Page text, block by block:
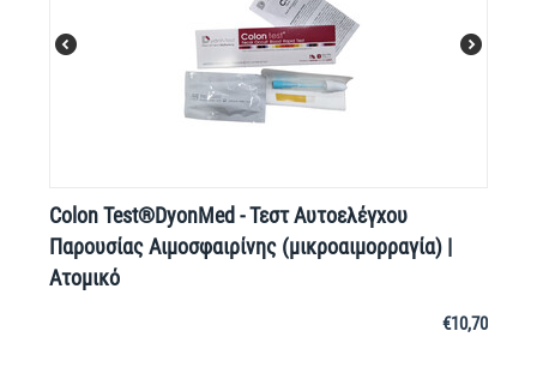
Colon Test®DyonMed - Τεστ Αυτοελέγχου
Παρουσίας Αιμοσφαιρίνης (μικροαιμορραγία) |
Ατομικό
€10,70